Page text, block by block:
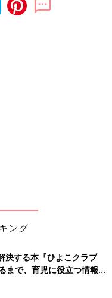
ング
決する本『ひよこクラブ
で、育児に役立つ情報が